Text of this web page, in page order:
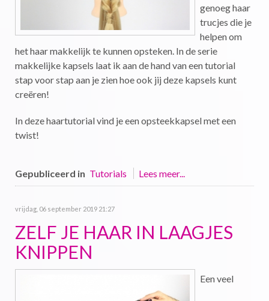
genoeg haar
trucjes die je
helpen om
het haar makkelijk te kunnen opsteken. In de serie
makkelijke kapsels laat ik aan de hand van een tutorial
stap voor stap aan je zien hoe ook jij deze kapsels kunt
creëren!
In deze haartutorial vind je een opsteekkapsel met een
twist!
Gepubliceerd in Tutorials Lees meer...
vrijdag, 06 september 2019 21:27
ZELF JE HAAR IN LAAGJES
KNIPPEN
Een veel